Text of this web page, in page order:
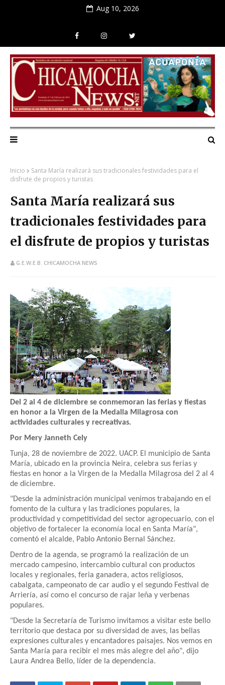
Aug 10, 2026
Inicio
Santa María realizará sus tradicionales festividades para el
disfrute de propios y turistas
Santa María realizará sus
tradicionales festividades para
el disfrute de propios y turistas
G.E.W.E.B. CHICAMOCHA NEWS
Del 2 al 4 de diciembre se conmemoran las ferias y fiestas
en honor a la Virgen de la Medalla Milagrosa con
actividades culturales y recreativas.
Por Mery Janneth Cely
Tunja, 28 de noviembre de 2022. UACP. El municipio de Santa
María, ubicado en la provincia Neira, celebra sus ferias y
fiestas en honor a la Virgen de la Medalla Milagrosa del 2 al 4
de diciembre.
"Desde la administración municipal venimos trabajando en el
fomento de la cultura y las tradiciones populares, la
productividad y competitividad del sector agropecuario, con el
objetivo de fortalecer la economía local en Santa María",
comentó el alcalde, Pablo Antonio Bernal Sánchez.
Dentro de la agenda, se programó la realización de un
mercado campesino, intercambio cultural con productos
locales y regionales, feria ganadera, actos religiosos,
cabalgata, campeonato de car audio y el segundo Festival de
Arriería, así como el concurso de rajar leña y verbenas
populares.
"Desde la Secretaría de Turismo invitamos a visitar este bello
territorio que destaca por su diversidad de aves, las bellas
expresiones culturales y encantadores paisajes. Nos vemos en
Santa María para recibir el mes más alegre del año", dijo
Laura Andrea Bello, líder de la dependencia.